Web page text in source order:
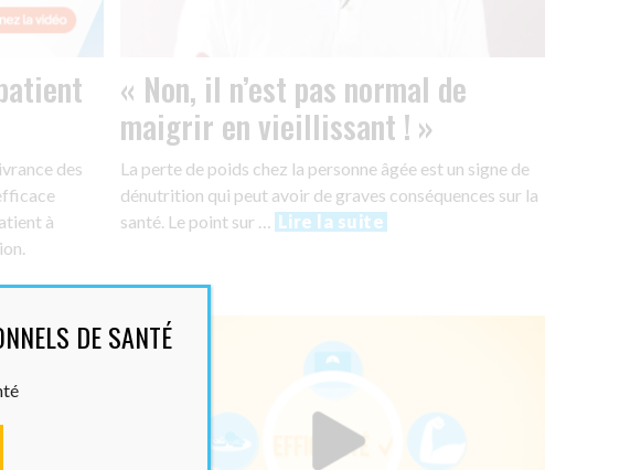
des
à
« Non, il n’est pas normal de
maigrir en vieillissant ! »
La perte de poids chez la personne âgée est un signe de
dénutrition qui peut avoir de graves conséquences sur la
santé. Le point sur … Lire la suite
DE SANTÉ